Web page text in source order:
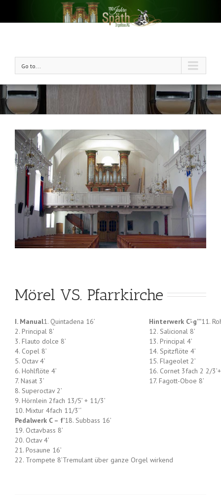
Go to...
Mörel VS. Pfarrkirche
I. Manual1. Quintadena 16’
2. Principal 8’
3. Flauto dolce 8’
4. Copel 8’
5. Octav 4’
6. Hohlflöte 4’
7. Nasat 3’
8. Superoctav 2’
9. Hörnlein 2fach 13/5’ + 11/3’
10. Mixtur 4fach 11/3’‘
Hinterwerk C’-g’’’11.
12. Salicional 8’
13. Principal 4’
14. Spitzflöte 4’
15. Flageolet 2’
16. Cornet 3fach 2 2/
17. Fagott-Oboe 8’
Pedalwerk C – f’18. Subbass 16’
19. Octavbass 8’
20. Octav 4’
21. Posaune 16’
22. Trompete 8’Tremulant über ganze Orgel wirkend